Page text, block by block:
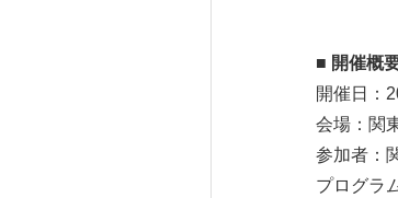
■ 開催概
開催日：
会場：関
参加者：
プログラ